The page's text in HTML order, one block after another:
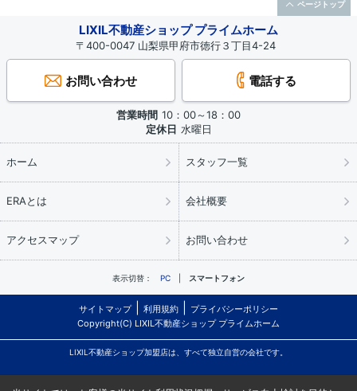
LIXIL不動産ショップ プライムホーム
〒400-0047 山梨県甲府市徳行３丁目4-24
お問い合わせ 電話する
営業時間 10：00～18：00
定休日 水曜日
ホーム スタッフ一覧
ERAとは 会社概要
アクセスマップ お問い合わせ
表示切替： PC スマートフォン
サイトマップ 利用規約
プライバシーポリシー
Copyright(C) LIXIL不動産ショップ プライムホーム
LIXIL不動産ショップ加盟店は、すべて独立自営の会社です。
ページトップ